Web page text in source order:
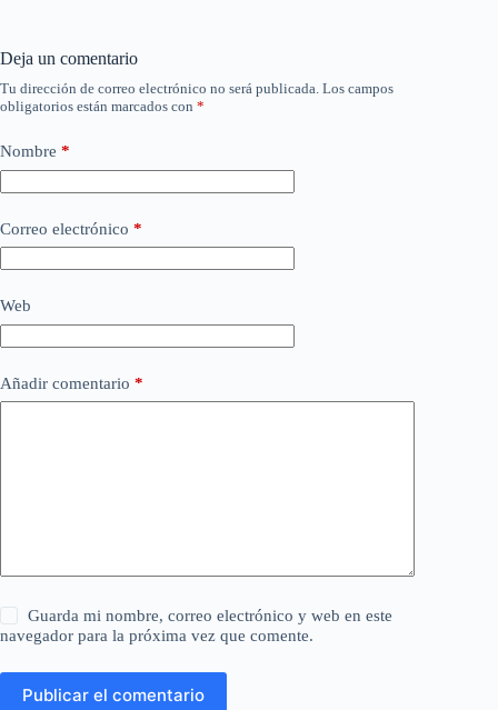
Deja un comentario
Tu dirección de correo electrónico no será publicada. Los campos
obligatorios están marcados con *
Nombre *
Correo electrónico *
Web
Añadir comentario *
Guarda mi nombre, correo electrónico y web en este
navegador para la próxima vez que comente.
Publicar el comentario